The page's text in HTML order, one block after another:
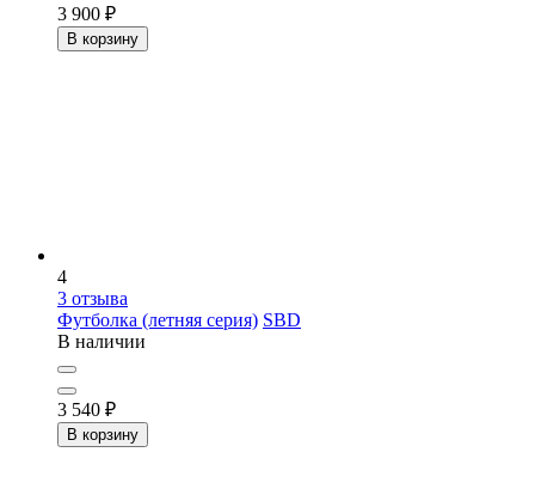
3 900 ₽
В корзину
4
3 отзыва
Футболка (летняя серия) SBD
В наличии
3 540 ₽
В корзину